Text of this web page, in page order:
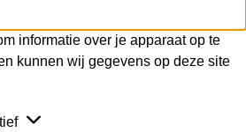
informatie over je apparaat op te
kunnen wij gegevens op deze site